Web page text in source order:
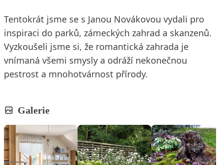
Tentokrát jsme se s Janou Novákovou vydali pro
inspiraci do parků, zámeckých zahrad a skanzenů.
Vyzkoušeli jsme si, že romantická zahrada je
vnímaná všemi smysly a odráží nekonečnou
pestrost a mnohotvárnost přírody.
Galerie